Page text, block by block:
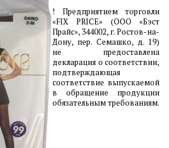
! Предприятием торговли
«FIX PRICE» (ООО «Бэст
Прайс», 344002, г. Ростов-на-
Дону, пер. Семашко, д. 19)
не предоставлена
декларация о соответствии,
подтверждающая
соответствие выпускаемой
в обращение продукции
обязательным требованиям.